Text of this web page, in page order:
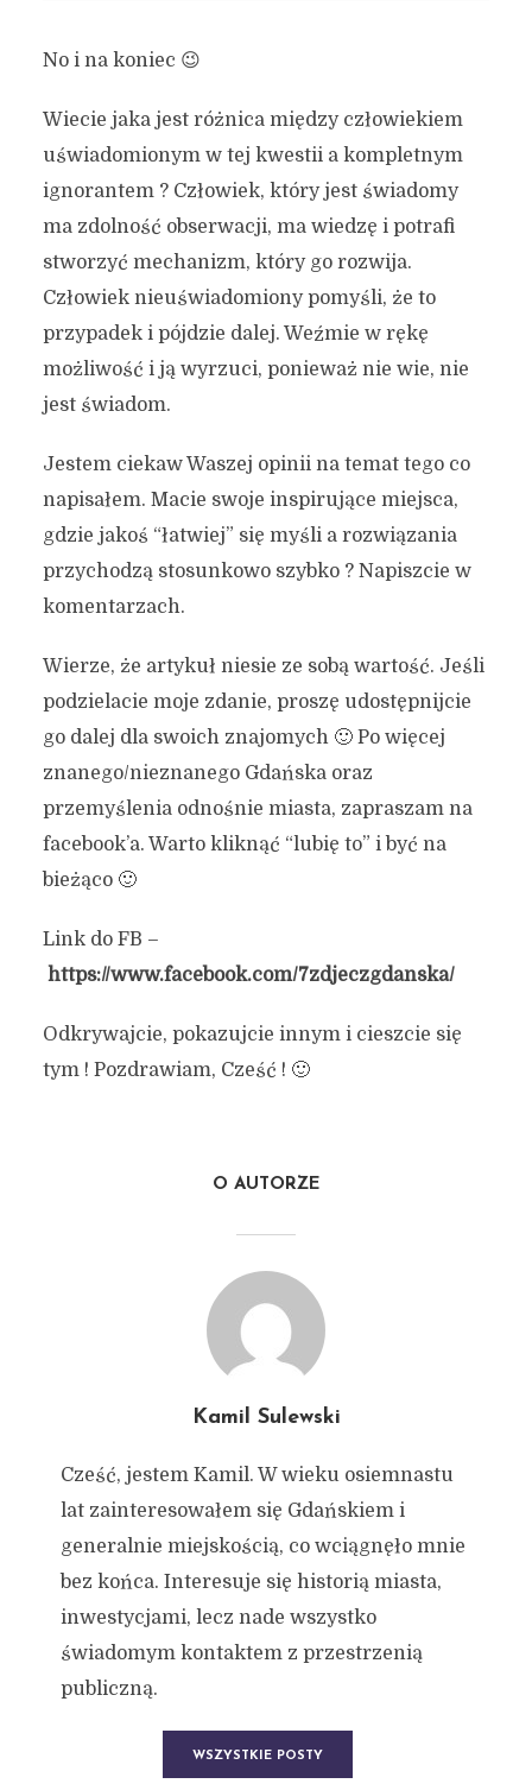
No i na koniec 😉
Wiecie jaka jest różnica między człowiekiem
uświadomionym w tej kwestii a kompletnym
ignorantem ? Człowiek, który jest świadomy
ma zdolność obserwacji, ma wiedzę i potrafi
stworzyć mechanizm, który go rozwija.
Człowiek nieuświadomiony pomyśli, że to
przypadek i pójdzie dalej. Weźmie w rękę
możliwość i ją wyrzuci, ponieważ nie wie, nie
jest świadom.
Jestem ciekaw Waszej opinii na temat tego co
napisałem. Macie swoje inspirujące miejsca,
gdzie jakoś “łatwiej” się myśli a rozwiązania
przychodzą stosunkowo szybko ? Napiszcie w
komentarzach.
Wierze, że artykuł niesie ze sobą wartość. Jeśli
podzielacie moje zdanie, proszę udostępnijcie
go dalej dla swoich znajomych 🙂 Po więcej
znanego/nieznanego Gdańska oraz
przemyślenia odnośnie miasta, zapraszam na
facebook’a. Warto kliknąć “lubię to” i być na
bieżąco 🙂
Link do FB –
https://www.facebook.com/7zdjeczgdanska/
Odkrywajcie, pokazujcie innym i cieszcie się
tym ! Pozdrawiam, Cześć ! 🙂
O AUTORZE
Kamil Sulewski
Cześć, jestem Kamil. W wieku osiemnastu
lat zainteresowałem się Gdańskiem i
generalnie miejskością, co wciągnęło mnie
bez końca. Interesuje się historią miasta,
inwestycjami, lecz nade wszystko
świadomym kontaktem z przestrzenią
publiczną.
WSZYSTKIE POSTY